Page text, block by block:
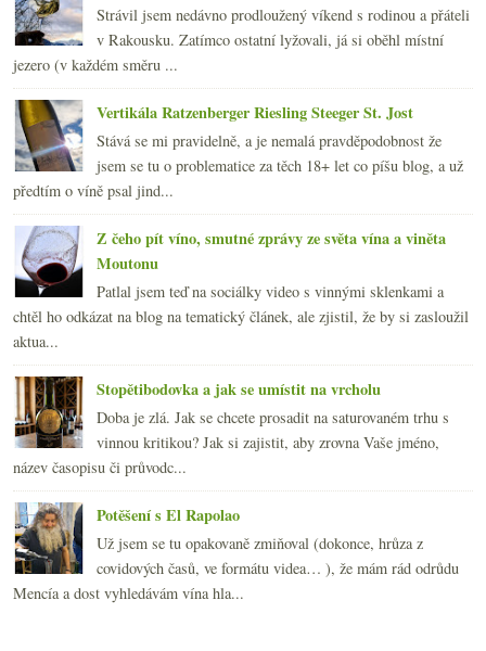
Strávil jsem nedávno prodloužený víkend s rodinou a přáteli
v Rakousku. Zatímco ostatní lyžovali, já si oběhl místní
jezero (v každém směru ...
Vertikála Ratzenberger Riesling Steeger St. Jost
Stává se mi pravidelně, a je nemalá pravděpodobnost že
jsem se tu o problematice za těch 18+ let co píšu blog, a už
předtím o víně psal jind...
Z čeho pít víno, smutné zprávy ze světa vína a viněta
Moutonu
Patlal jsem teď na sociálky video s vinnými sklenkami a
chtěl ho odkázat na blog na tematický článek, ale zjistil, že by si zasloužil
aktua...
Stopětibodovka a jak se umístit na vrcholu
Doba je zlá. Jak se chcete prosadit na saturovaném trhu s
vinnou kritikou? Jak si zajistit, aby zrovna Vaše jméno,
název časopisu či průvodc...
Potěšení s El Rapolao
Už jsem se tu opakovaně zmiňoval (dokonce, hrůza z
covidových časů, ve formátu videa… ), že mám rád odrůdu
Mencía a dost vyhledávám vína hla...